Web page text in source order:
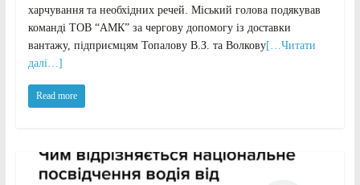
харчування та необхідних речей. Міський голова подякував
команді ТОВ “АМК” за чергову допомогу із доставки
вантажу, підприємцям Топалову В.З. та Волкову[…Читати
далі…]
Read more